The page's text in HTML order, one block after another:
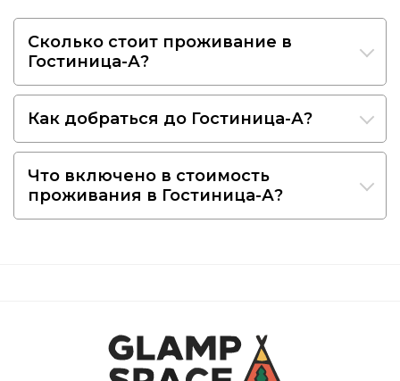
Сколько стоит проживание в
Гостиница-А?
Как добраться до Гостиница-А?
Что включено в стоимость
проживания в Гостиница-А?